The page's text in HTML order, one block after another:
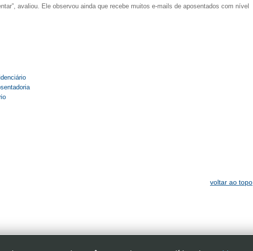
avaliou. Ele observou ainda que recebe muitos e-mails de aposentados com nível
voltar ao topo